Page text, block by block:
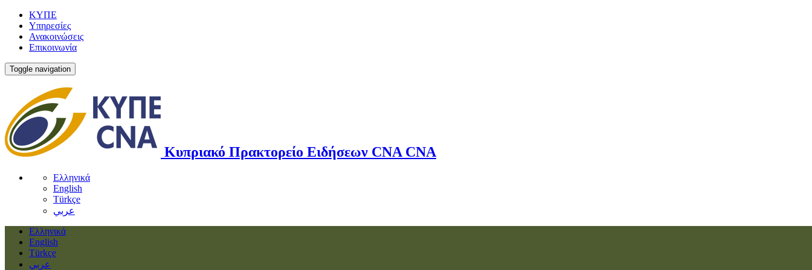
ΚΥΠΕ
Υπηρεσίες
Ανακοινώσεις
Επικοινωνία
Toggle navigation
Κυπριακό Πρακτορείο Ειδήσεων CNA CNA
Ελληνικά
English
Türkçe
عربي
Ελληνικά
English
Türkçe
عربي